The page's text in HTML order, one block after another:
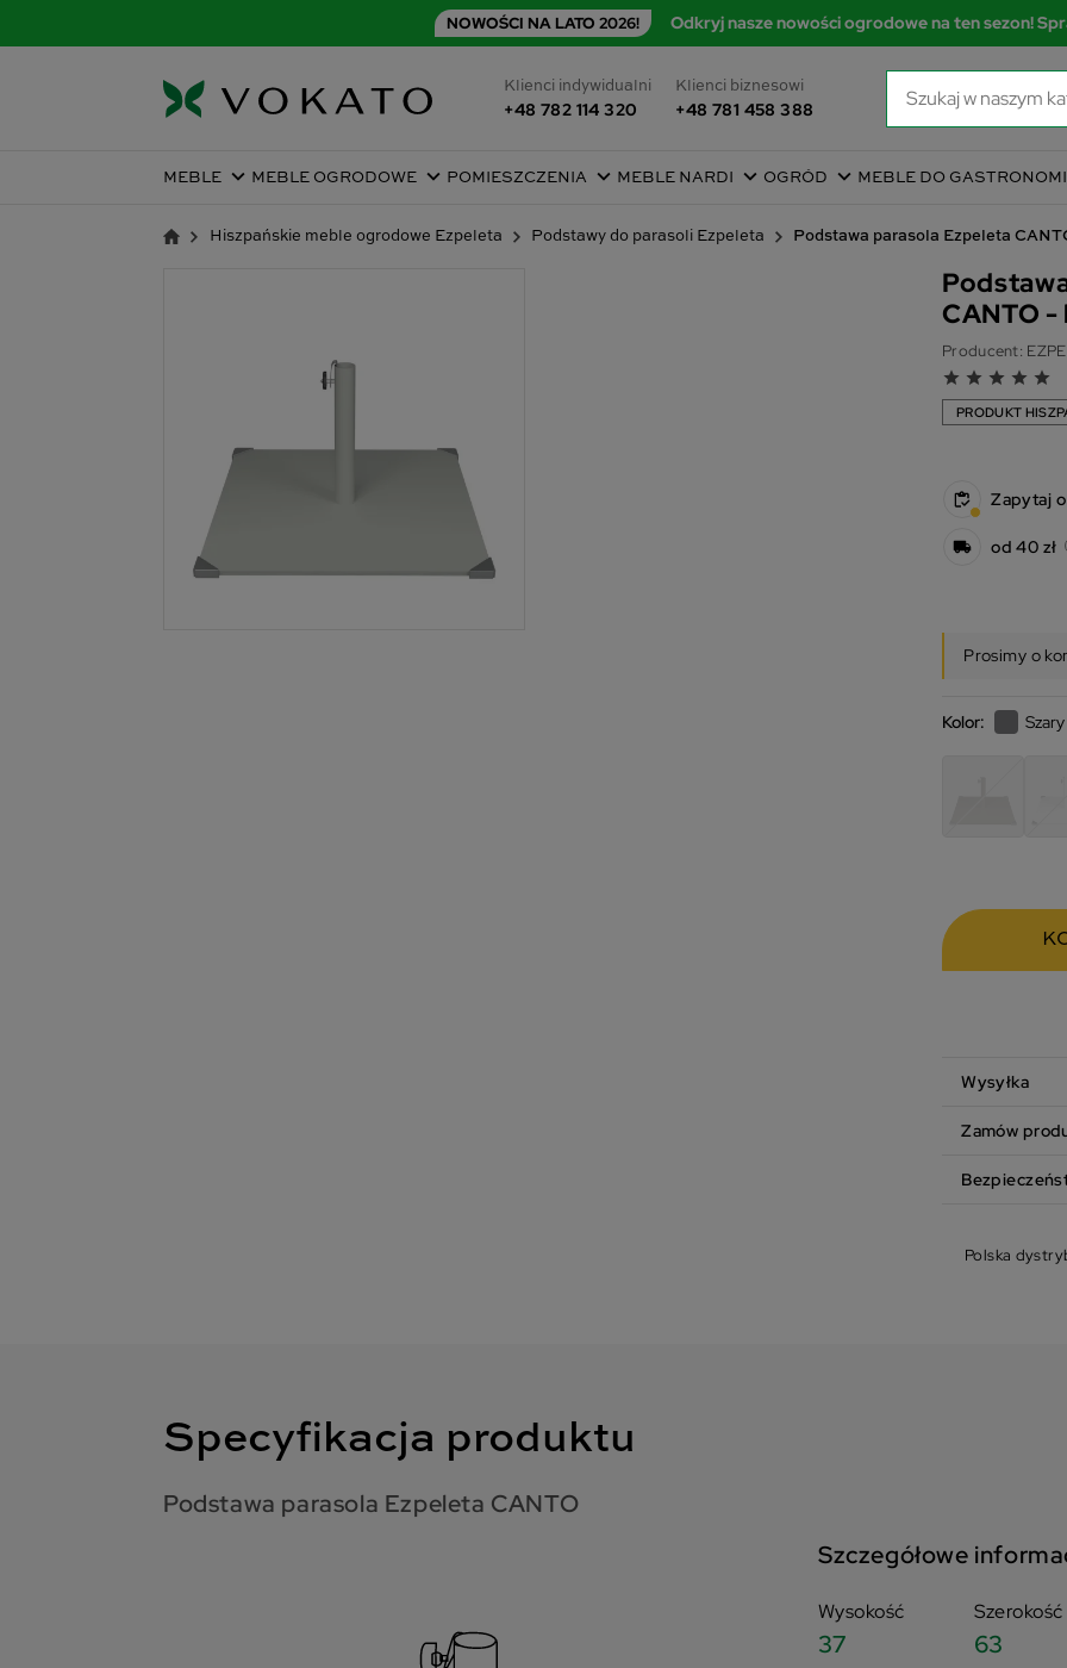
NOWOŚCI NA LATO 2026! Odkryj nasze nowości ogrodowe na ten sezon!
Klienci indywidualni
+48 782 114 320
Klienci biznesowi
+48 781 458 388
MEBLE MEBLE OGRODOWE POMIESZCZENIA MEBLE NARDI OGRÓD MEBLE DO
Hiszpańskie meble ogrodowe Ezpeleta Podstawy do parasoli Ezpeleta Podstawa parasola Ezpeleta
CANTO
Producent:
grade grade grade grade grade
PRODUKT
Zapytaj
od 40 zł
Prosimy o
Kolor: Szary
Wysyłka
Zamów
Polska
Specyfikacja produktu
Podstawa parasola Ezpeleta CANTO
Szczegółowe
Wysokość
37
Szerokość
63